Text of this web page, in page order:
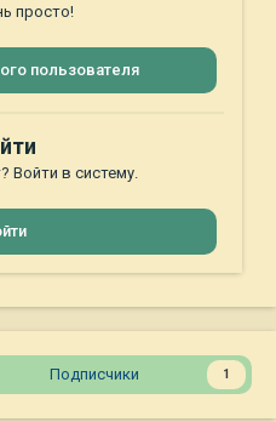
просто!
пользователя
Войти в систему.
Подписчики 1